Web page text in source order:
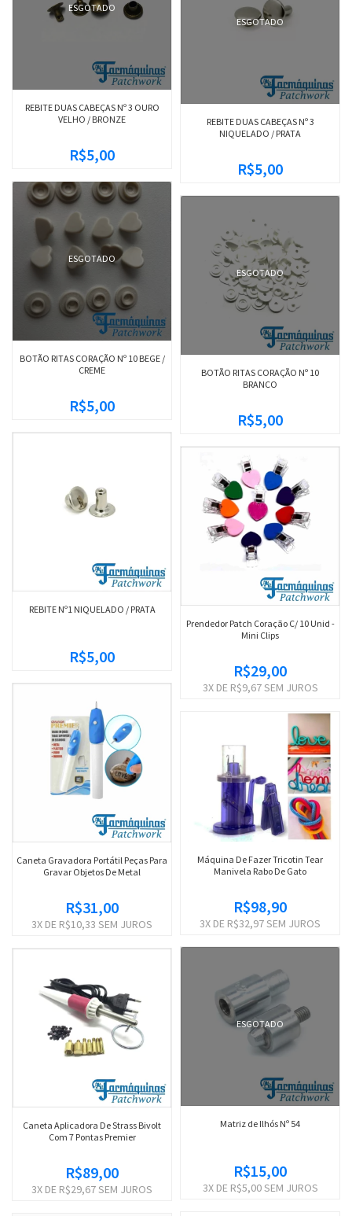
ESGOTADO
REBITE DUAS CABEÇAS Nº 3 OURO
VELHO / BRONZE
R$5,00
ESGOTADO
REBITE DUAS CABEÇAS Nº 3
NIQUELADO / PRATA
R$5,00
ESGOTADO
BOTÃO RITAS CORAÇÃO Nº 10 BEGE /
CREME
R$5,00
ESGOTADO
BOTÃO RITAS CORAÇÃO Nº 10
BRANCO
R$5,00
REBITE Nº1 NIQUELADO / PRATA
R$5,00
Prendedor Patch Coração C/ 10 Unid -
Mini Clips
R$29,00
3X DE R$9,67SEM JUROS
Caneta Gravadora Portátil Peças Para
Gravar Objetos De Metal
R$31,00
3X DE R$10,33 SEM JUROS
Máquina De Fazer Tricotin Tear
Manivela Rabo De Gato
R$98,90
3X DE R$32,97SEM JUROS
Caneta Aplicadora De Strass Bivolt
Com 7 Pontas Premier
R$89,00
3X DE R$29,67SEM JUROS
ESGOTADO
Matriz de Ilhós Nº 54
R$15,00
3X DE R$5,00SEM JUROS